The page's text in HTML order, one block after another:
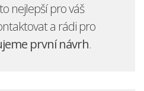
nejlepší pro váš
a rádi pro
první návrh.